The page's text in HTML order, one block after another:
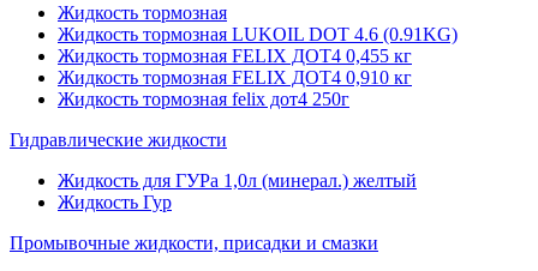
Жидкость тормозная
Жидкость тормозная LUKOIL DOT 4.6 (0.91KG)
Жидкость тормозная FELIX ДОТ4 0,455 кг
Жидкость тормозная FELIX ДОТ4 0,910 кг
Жидкость тормозная felix дот4 250г
Гидравлические жидкости
Жидкость для ГУРа 1,0л (минерал.) желтый
Жидкость Гур
Промывочные жидкости, присадки и смазки